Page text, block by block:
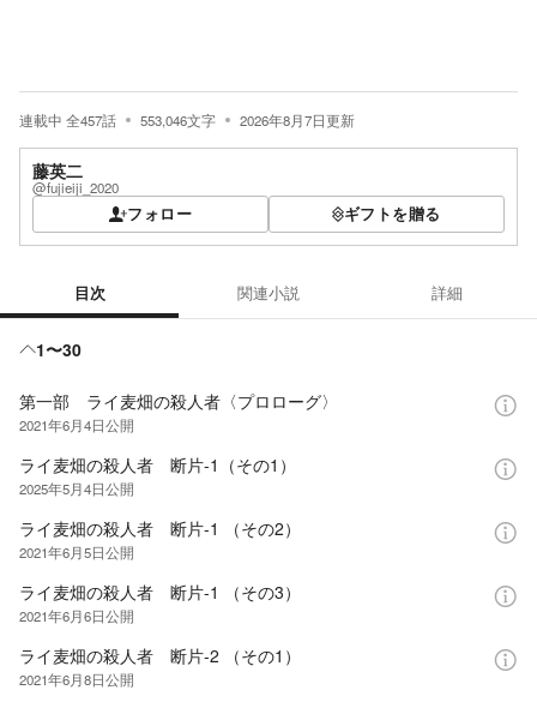
連載中 全457話 553,046文字 2026年8月7日更新
藤英二
@fujieiji_2020
フォロー ギフトを贈る
目次 関連小説 詳細
1〜30
第一部 ライ麦畑の殺人者〈プロローグ〉
2021年6月4日公開
ライ麦畑の殺人者 断片-1（その1）
2025年5月4日公開
ライ麦畑の殺人者 断片-1 （その2）
2021年6月5日公開
ライ麦畑の殺人者 断片-1 （その3）
2021年6月6日公開
ライ麦畑の殺人者 断片-2 （その1）
2021年6月8日公開